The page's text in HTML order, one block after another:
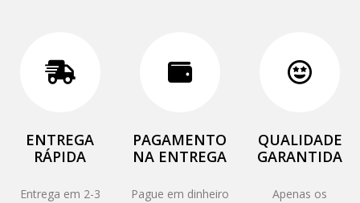
ENTREGA
RÁPIDA
Entrega em 2-3
PAGAMENTO
NA ENTREGA
Pague em dinheiro
QUALIDADE
GARANTIDA
Apenas os